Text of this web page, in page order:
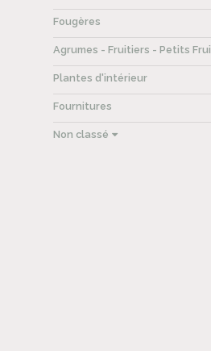
Fougères
Agrumes - Fruitiers - Petits
Plantes d'intérieur
Fournitures
Non classé